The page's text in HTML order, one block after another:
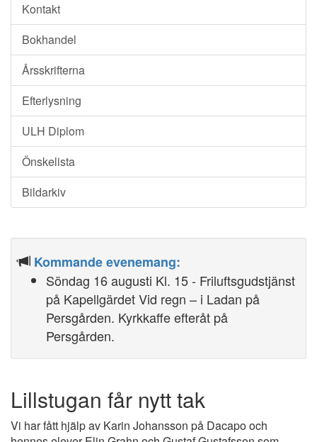
Kontakt
Bokhandel
Årsskrifterna
Efterlysning
ULH Diplom
Önskelista
Bildarkiv
Kommande evenemang:
Söndag 16 augusti Kl. 15 - Friluftsgudstjänst
på Kapellgärdet Vid regn – i Ladan på
Persgården. Kyrkkaffe efteråt på
Persgården.
Lillstugan får nytt tak
Vi har fått hjälp av Karin Johansson på Dacapo och